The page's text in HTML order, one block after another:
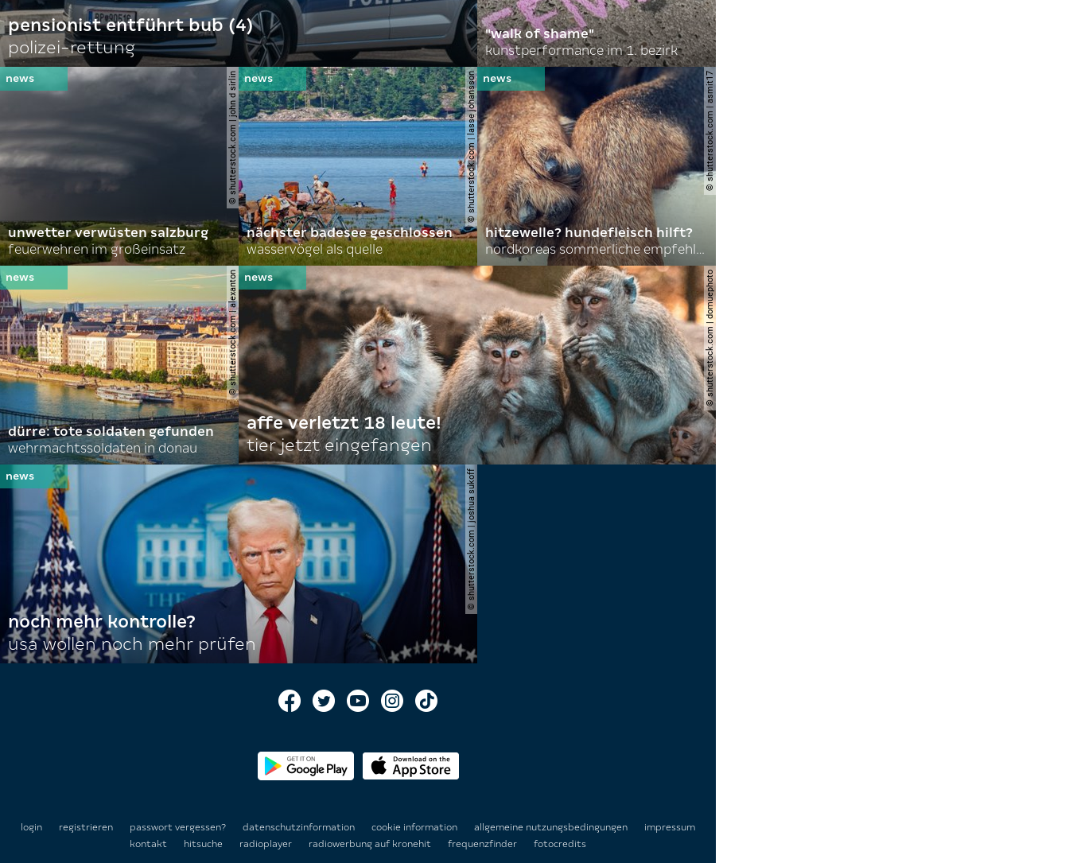
pensionist entführt bub (4)
polizei-rettung
"walk of shame"
kunstperformance im 1. bezirk
© shutterstock.com | john d sirlin
unwetter verwüsten salzburg
feuerwehren im großeinsatz
© shutterstock.com | lasse johansson
nächster badesee geschlossen
wasservögel als quelle
© shutterstock.com | asmit17
hitzewelle? hundefleisch hilft?
nordkoreas sommerliche empfehlungen
© shutterstock.com | alexanton
dürre: tote soldaten gefunden
wehrmachtssoldaten in donau
© shutterstock.com | domuephoto
affe verletzt 18 leute!
tier jetzt eingefangen
© shutterstock.com | joshua sukoff
noch mehr kontrolle?
usa wollen noch mehr prüfen
login registrieren passwort vergessen? datenschutzinformation cookie information allgemeine nutzungsbedingungen
impressum
kontakt
hitsuche radioplayer radiowerbung auf kronehit frequenzfinder fotocredits